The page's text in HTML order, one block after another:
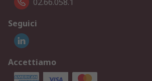
02.66.058.1
Seguici
Accettiamo